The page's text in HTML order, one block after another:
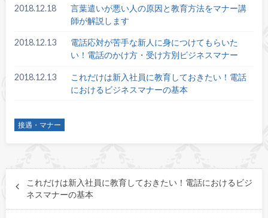
2018.12.18
言葉遣いが悪い人の原因と教育方法をマナー講
師が解説します
2018.12.13
電話応対が苦手な新人に身につけてもらいた
い！電話のかけ方・受け方別ビジネスマナー
2018.12.13
これだけは新入社員に教育しておきたい！電話
におけるビジネスマナーの基本
接遇・マナー
これだけは新入社員に教育しておきたい！電話におけるビジ
ネスマナーの基本